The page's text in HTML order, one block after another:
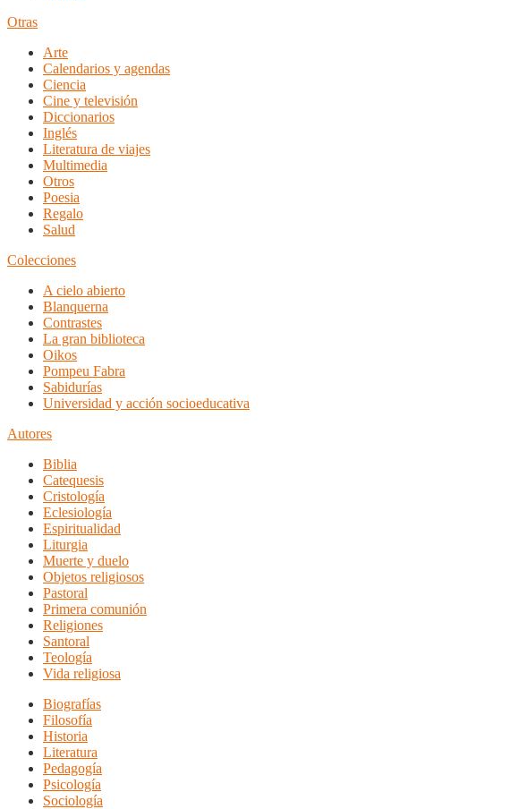
Otras
Arte
Calendarios y agendas
Ciencia
Cine y televisión
Diccionarios
Inglés
Literatura de viajes
Multimedia
Otros
Poesia
Regalo
Salud
Colecciones
A cielo abierto
Blanquerna
Contrastes
La gran biblioteca
Oikos
Pompeu Fabra
Sabidurías
Universidad y acción socioeducativa
Autores
Biblia
Catequesis
Cristología
Eclesiología
Espiritualidad
Liturgia
Muerte y duelo
Objetos religiosos
Pastoral
Primera comunión
Religiones
Santoral
Teología
Vida religiosa
Biografías
Filosofía
Historia
Literatura
Pedagogía
Psicología
Sociología